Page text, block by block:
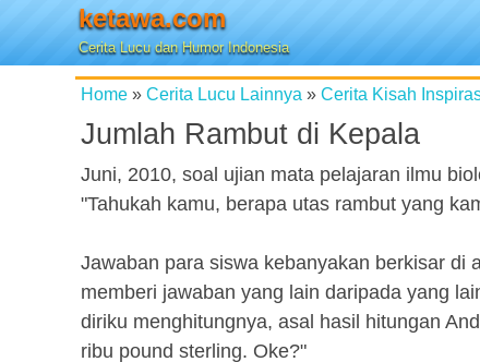
ketawa.com
Cerita Lucu dan Humor Indonesia
Home » Cerita Lucu Lainnya » Cerita Kisah
Jumlah Rambut di Kepala
Juni, 2010, soal ujian mata pelajaran ilmu
"Tahukah kamu, berapa utas rambut yang
Jawaban para siswa kebanyakan berkisar di
memberi jawaban yang lain daripada yang
diriku menghitungnya, asal hasil hitungan
ribu pound sterling. Oke?"